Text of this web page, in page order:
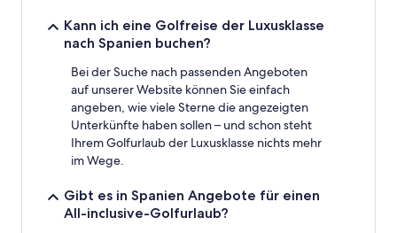
Kann ich eine Golfreise der Luxusklasse
nach Spanien buchen?
Bei der Suche nach passenden Angeboten
auf unserer Website können Sie einfach
angeben, wie viele Sterne die angezeigten
Unterkünfte haben sollen – und schon steht
Ihrem Golfurlaub der Luxusklasse nichts mehr
im Wege.
Gibt es in Spanien Angebote für einen
All-inclusive-Golfurlaub?